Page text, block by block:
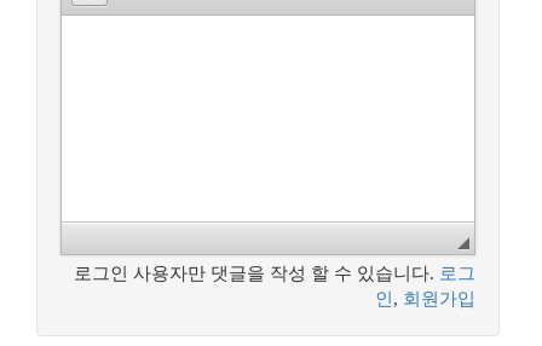
로그인 사용자만 댓글을 작성 할 수 있습니다. 로그
인 , 회원가입